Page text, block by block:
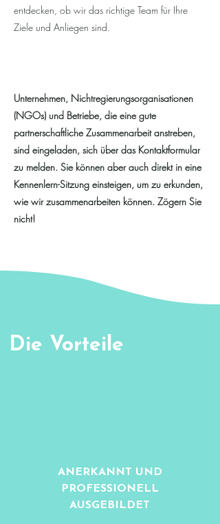
entdecken, ob wir das richtige Team für Ihre
Ziele und Anliegen sind.
Unternehmen, Nichtregierungsorganisationen
(NGOs) und Betriebe, die eine gute
partnerschaftliche Zusammenarbeit anstreben,
sind eingeladen, sich über das Kontaktformular
zu melden. Sie können aber auch direkt in eine
Kennenlern-Sitzung einsteigen, um zu erkunden,
wie wir zusammenarbeiten können. Zögern Sie
nicht!
Die Vorteile
ANERKANNT UND
PROFESSIONELL
AUSGEBILDET